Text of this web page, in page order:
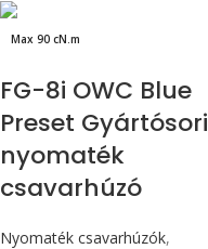
Max 90 cN.m
FG-8i OWC Blue
Preset Gyártósori
nyomaték
csavarhúzó
Nyomaték csavarhúzók,